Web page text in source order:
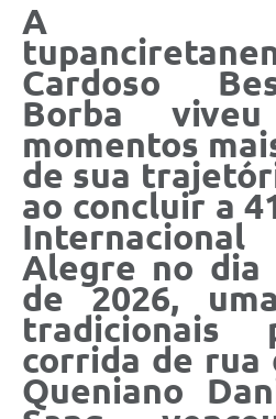
A
Cardoso
Borba
momentos
de sua
ao concluir a
Alegre no dia
de 2026,
tradicionais
corrida de rua
Queniano